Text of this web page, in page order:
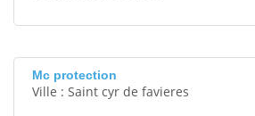
Mc protection
Ville : Saint cyr de favieres